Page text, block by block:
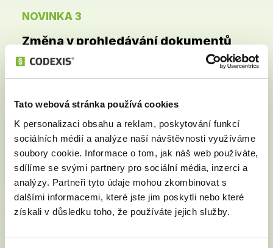
Tato webová stránka používá cookies
K personalizaci obsahu a reklam, poskytování funkcí
sociálních médií a analýze naší návštěvnosti využíváme
soubory cookie. Informace o tom, jak náš web používáte,
sdílíme se svými partnery pro sociální média, inzerci a
analýzy. Partneři tyto údaje mohou zkombinovat s
dalšími informacemi, které jste jim poskytli nebo které
získali v důsledku toho, že používáte jejich služby.
NOVINKA 3
Změna v prohledávání dokumentů
Prohledávejte text dokumentů nově z jednoho místa a
sice z našeptávače v hlavním hledání.